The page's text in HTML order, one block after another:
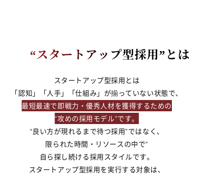
“スタートアップ型採用”とは
スタートアップ型採用とは
「認知」「人手」「仕組み」が揃っていない状態で、
最短最速で即戦力・優秀人材を獲得するための
最短最速で即戦力・優秀人材を獲得するための
“攻めの採用モデル”です。
“攻めの採用モデル”です。
“良い方が現れるまで待つ採用”ではなく、
限られた時間・リソースの中で“
自ら探し続ける採用スタイルです。
スタートアップ型採用を実行する対象は、